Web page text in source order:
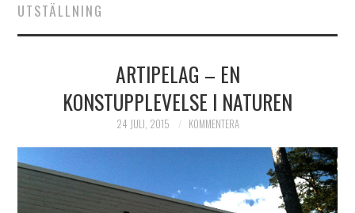
HIMLAGRÖNT
HIMLASNYGGT
VI MÖTER
VI SPANAR PÅ
UTSTÄLLNING
ARTIPELAG – EN
KONSTUPPLEVELSE I NATUREN
24 JULI, 2015 KOMMENTERA